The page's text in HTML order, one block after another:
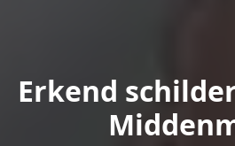
Erkend